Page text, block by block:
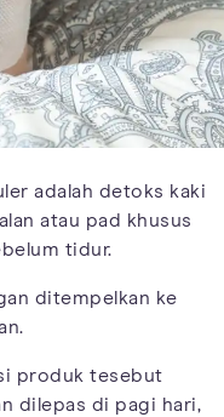
adalah detoks kaki
atau pad khusus
tidur.
ditempelkan ke
produk tesebut
dilepas di pagi hari,